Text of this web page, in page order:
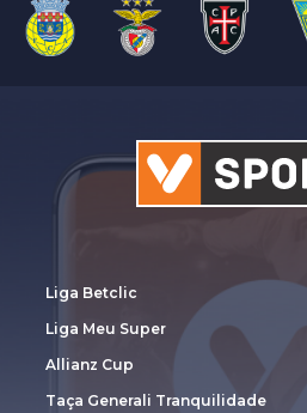
Liga Betclic
Liga Meu Super
Allianz Cup
Taça Generali Tranquilidade